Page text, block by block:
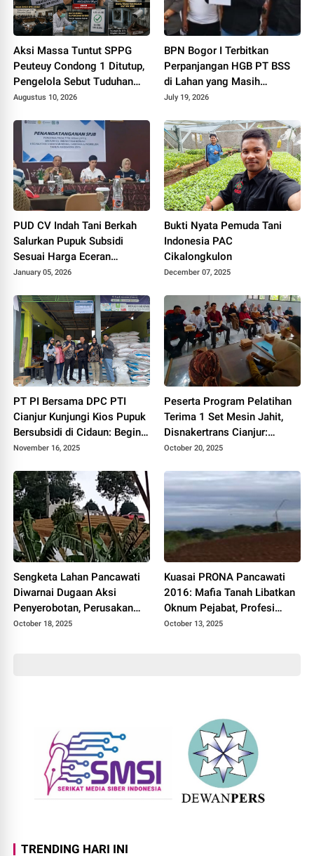
Aksi Massa Tuntut SPPG
Peuteuy Condong 1 Ditutup,
Pengelola Sebut Tuduhan
Makanan Basi Tak Rasional
Augustus 10, 2026
BPN Bogor I Terbitkan
Perpanjangan HGB PT BSS
di Lahan yang Masih
Dipersoalkan, Begini Kata
July 19, 2026
PUD CV Indah Tani Berkah
Salurkan Pupuk Subsidi
Sesuai Harga Eceran
Tertinggi
January 05, 2026
Bukti Nyata Pemuda Tani
Indonesia PAC
Cikalongkulon
December 07, 2025
PT PI Bersama DPC PTI
Cianjur Kunjungi Kios Pupuk
Bersubsidi di Cidaun: Begini
Kata Ketua Pemuda Tani
November 16, 2025
Peserta Program Pelatihan
Terima 1 Set Mesin Jahit,
Disnakertrans Cianjur:
Manfaatkan Semaksimal
October 20, 2025
Sengketa Lahan Pancawati
Diwarnai Dugaan Aksi
Penyerobotan, Perusakan
dan Pencurian, Pelaku di
October 18, 2025
Kuasai PRONA Pancawati
2016: Mafia Tanah Libatkan
Oknum Pejabat, Profesi
Hukum dan Preman
October 13, 2025
TRENDING HARI INI